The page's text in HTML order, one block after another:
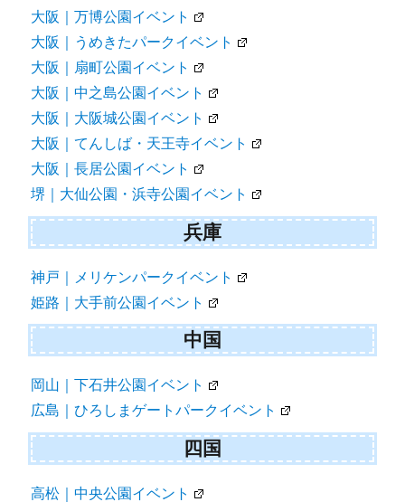
大阪｜万博公園イベント
大阪｜うめきたパークイベント
大阪｜扇町公園イベント
大阪｜中之島公園イベント
大阪｜大阪城公園イベント
大阪｜てんしば・天王寺イベント
大阪｜長居公園イベント
堺｜大仙公園・浜寺公園イベント
兵庫
神戸｜メリケンパークイベント
姫路｜大手前公園イベント
中国
岡山｜下石井公園イベント
広島｜ひろしまゲートパークイベント
四国
高松｜中央公園イベント